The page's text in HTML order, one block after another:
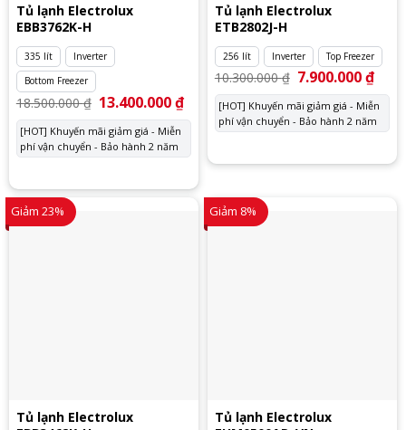
Tủ lạnh Electrolux
EBB3762K-H
335 lít
Inverter
Bottom Freezer
18.500.000₫ Giá
gốc
là:
18.500.000 ₫.
13.400.000₫Giá
tại
[HOT] Khuyến mãi giảm giá - Miễn
phí vận chuyển - Bảo hành 2 năm
Tủ lạnh Electrolux
ETB2802J-H
256 lít Inverter Top Freezer
10.300.000₫ Giá
gốc
là:
10.300.000 ₫.
7.900.000₫Giá
tại
là:
[HOT] Khuyến mãi giảm giá - Miễn
phí vận chuyển - Bảo hành 2 năm
Giảm 23%
Tủ lạnh Electrolux
Giảm 8%
Tủ lạnh Electrolux